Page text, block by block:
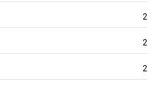
2
2
2